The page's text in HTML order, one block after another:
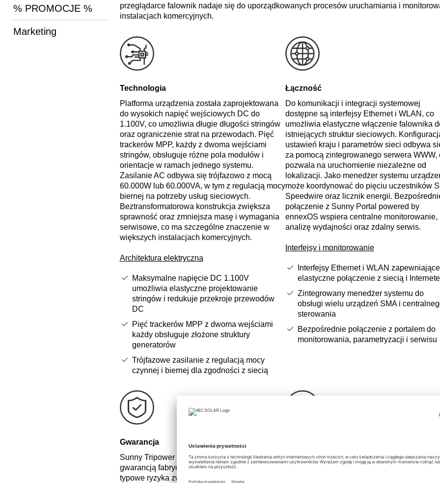
% PROMOCJE %
Marketing
przeglądarce falownik nadaje się do uporządkowanych procesów uruchamiania i
instalacjach komercyjnych.
Technologia
Platforma urządzenia została zaprojektowana
do wysokich napięć wejściowych DC do
1.100V, co umożliwia długie długości stringów
oraz ograniczenie strat na przewodach. Pięć
trackerów MPP, każdy z dwoma wejściami
stringów, obsługuje różne pola modułów i
orientacje w ramach jednego systemu.
Zasilanie AC odbywa się trójfazowo z mocą
60.000W lub 60.000VA, w tym z regulacją mocy
biernej na potrzeby usług sieciowych.
Beztransformatorowa konstrukcja zwiększa
sprawność oraz zmniejsza masę i wymagania
serwisowe, co ma szczególne znaczenie w
większych instalacjach komercyjnych.
Architektura elektryczna
Maksymalne napięcie DC 1.100V
umożliwia elastyczne projektowanie
stringów i redukuje przekroje przewodów
DC
Pięć trackerów MPP z dwoma wejściami
każdy obsługuje złożone struktury
generatorów
Trójfazowe zasilanie z regulacją mocy
czynnej i biernej dla zgodności z siecią
Łączność
Do komunikacji i integracji systemowej
dostępne są interfejsy Ethernet i WLAN, co
umożliwia elastyczne włączenie falownika
istniejących struktur sieciowych.
ustawień kraju i parametrów sieci odbywa
za pomocą zintegrowanego serwera WWW,
pozwala na uruchomienie niezależne od
lokalizacji. Jako menedżer systemu
może koordynować do pięciu uczestników
Speedwire oraz licznik energii.
połączenie z Sunny Portal powered by
ennexOS wspiera centralne monitorowanie,
analizę wydajności oraz zdalny serwis.
Interfejsy i monitorowanie
Interfejsy Ethernet i WLAN zapewniające
elastyczne połączenie z siecią i
Zintegrowany menedżer systemu do
obsługi wielu urządzeń SMA i
sterowania
Bezpośrednie połączenie z portalem do
monitorowania, parametryzacji i serwisu
Gwarancja
Sunny Tripower X 60 objęty jest standardową
gwarancją fabryczną na pięć lat. Obejmuje ona
typowe ryzyka związane z eksploatacją
Falownik został zaprojektowany do